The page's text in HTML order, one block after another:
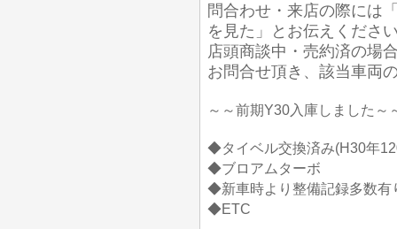
問合わせ・来店の際には
を見た」とお伝えくださ
店頭商談中・売約済の場
お問合せ頂き、該当車両
～～前期Y30入庫しました～
◆タイベル交換済み(H30年
◆ブロアムターボ
◆新車時より整備記録多数有
◆ETC